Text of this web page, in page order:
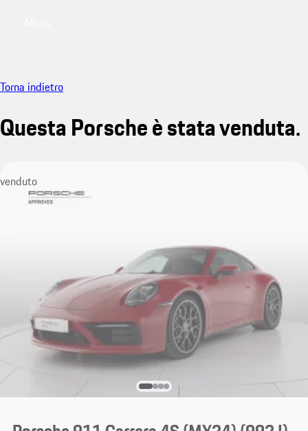
Torna indietro
Questa Porsche è stata venduta.
venduto